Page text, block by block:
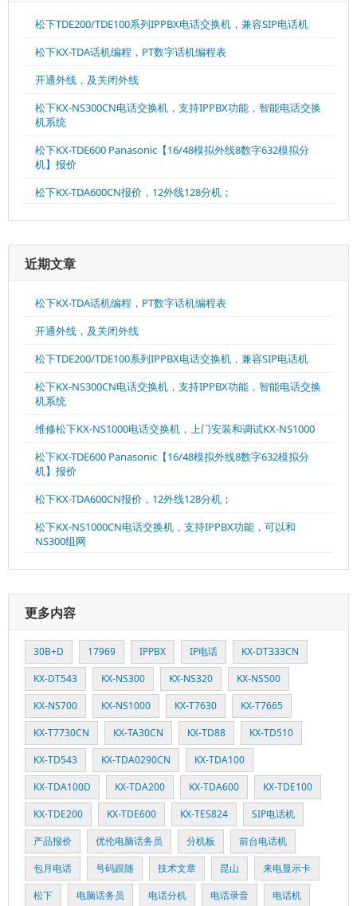
松下TDE200/TDE100系列IPPBX电话交换机，兼容SIP电话机
松下KX-TDA话机编程，PT数字话机编程表
开通外线，及关闭外线
松下KX-NS300CN电话交换机，支持IPPBX功能，智能电话交换
机系统
松下KX-TDE600 Panasonic【16/48模拟外线8数字632模拟分
机】报价
松下KX-TDA600CN报价，12外线128分机；
近期文章
松下KX-TDA话机编程，PT数字话机编程表
开通外线，及关闭外线
松下TDE200/TDE100系列IPPBX电话交换机，兼容SIP电话机
松下KX-NS300CN电话交换机，支持IPPBX功能，智能电话交换
机系统
维修松下KX-NS1000电话交换机，上门安装和调试KX-NS1000
松下KX-TDE600 Panasonic【16/48模拟外线8数字632模拟分
机】报价
松下KX-TDA600CN报价，12外线128分机；
松下KX-NS1000CN电话交换机，支持IPPBX功能，可以和
NS300组网
更多内容
30B+D 17969 IPPBX IP电话
KX-DT333CN
KX-DT543
KX-NS300 KX-NS320
KX-NS500
KX-NS700
KX-NS1000 KX-T7630
KX-T7665
KX-T7730CN
KX-TA30CN KX-TD88
KX-TD510
KX-TD543
KX-TDA0290CN
KX-TDA100
KX-TDA100D
KX-TDA200 KX-TDA600
KX-TDE100
KX-TDE200
KX-TDE600 KX-TES824
SIP电话机
产品报价
优伦电脑话务员 分机板
前台电话机
包月电话
号码跟随 技术文章 昆山
来电显示卡
松下
电脑话务员 电话分机 电话录音 电话机